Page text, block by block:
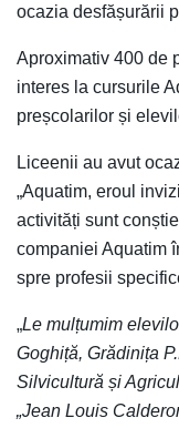
ocazia desfășurării
Aproximativ 400 de
interes la cursurile
preșcolarilor și
Liceenii au avut
„Aquatim, eroul
activități sunt
companiei Aquatim
spre profesii
„Le mulțumim
Goghiță, Grădinița
Silvicultură și
„Jean Louis